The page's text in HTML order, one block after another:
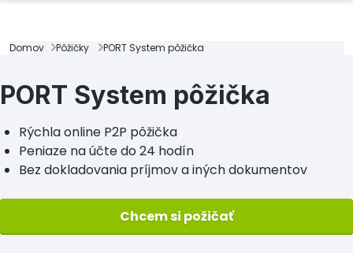
Domov Pôžičky PORT System pôžička
PORT System pôžička
Rýchla online P2P pôžička
Peniaze na účte do 24 hodín
Bez dokladovania príjmov a iných dokumentov
Chcem si požičať